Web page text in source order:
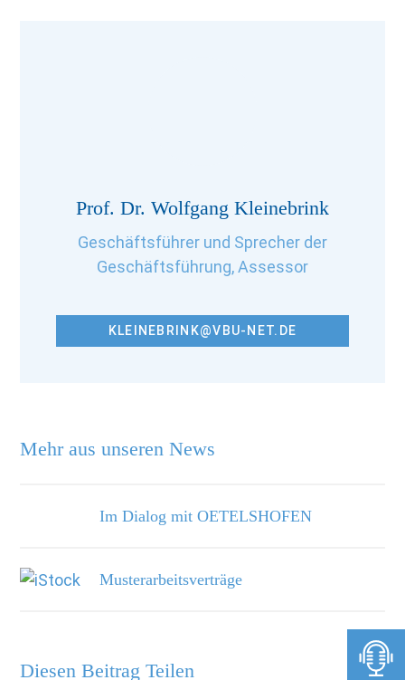
Mehr aus unseren News
Im Dialog mit OETELSHOFEN
Musterarbeitsverträge
Prof. Dr. Wolfgang Kleinebrink
Geschäftsführer und Sprecher der
Geschäftsführung, Assessor
KLEINEBRINK@VBU-NET.DE
Diesen Beitrag Teilen